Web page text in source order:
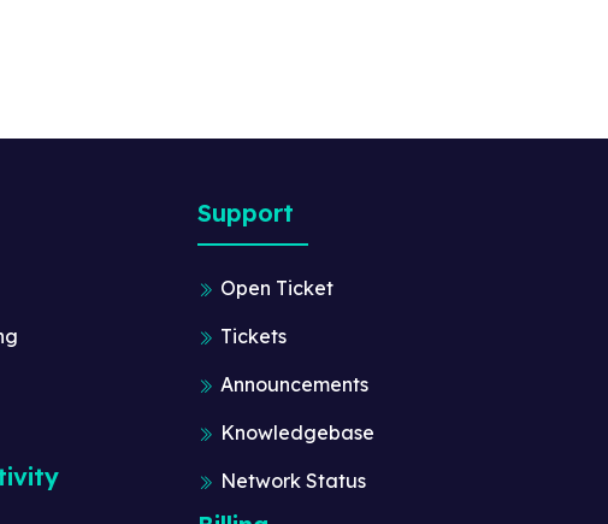
Support
Open Ticket
Tickets
Announcements
Knowledgebase
Network Status